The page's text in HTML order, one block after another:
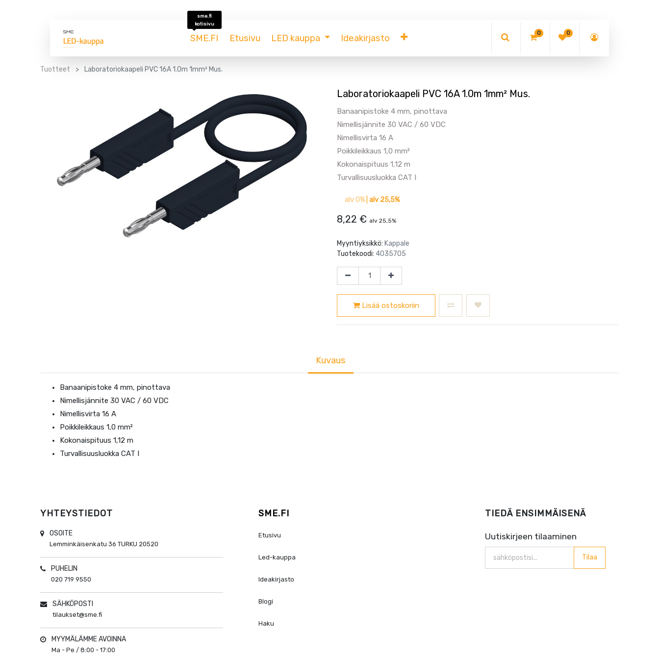
SME.FI
sme.fi
kotisivu
Etusivu LED kauppa Ideakirjasto 0 0
Tuotteet Laboratoriokaapeli PVC 16A 1.0m 1mm² Mus.
Laboratoriokaapeli PVC 16A 1.0m 1mm² Mus.
Banaanipistoke 4 mm, pinottava
Nimellisjännite 30 VAC / 60 VDC
Nimellisvirta 16 A
Poikkileikkaus 1,0 mm²
Kokonaispituus 1,12 m
Turvallisuusluokka CAT I
alv 0%| alv 25,5%
8,22 € alv 25,5%
Myyntiyksikkö: Kappale
Tuotekoodi: 4035705
Lisää ostoskoriin
Kuvaus
Banaanipistoke 4 mm, pinottava
Nimellisjännite 30 VAC / 60 VDC
Nimellisvirta 16 A
Poikkileikkaus 1,0 mm²
Kokonaispituus 1,12 m
Turvallisuusluokka CAT I
YHTEYSTIEDOT
OSOITE
Lemminkäisenkatu 36 TURKU 20520
PUHELIN
020 719 9550
SÄHKÖPOSTI
tilaukset@sme.fi
MYYMÄLÄMME AVOINNA
Ma - Pe / 8:00 - 17:00
SME.FI
Etusivu
Led-kauppa
Ideakirjasto
Blogi
Haku
TIEDÄ ENSIMMÄISENÄ
Uutiskirjeen tilaaminen
Tilaa